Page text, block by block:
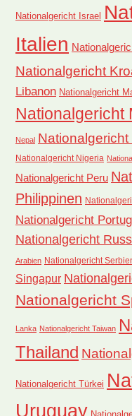
Nationalgericht Israel
Italien
Nationalgericht
Libanon Nationalgericht
Nationalgericht
Nepal
Nationalgericht Nigeria
Nationalgericht Peru
Philippinen
Nationalgericht
Nationalgericht
Arabien Nationalgericht
Singapur
Nationalgericht
Lanka Nationalgericht Taiwan
Thailand
Nationalgericht Türkei
Uruguay